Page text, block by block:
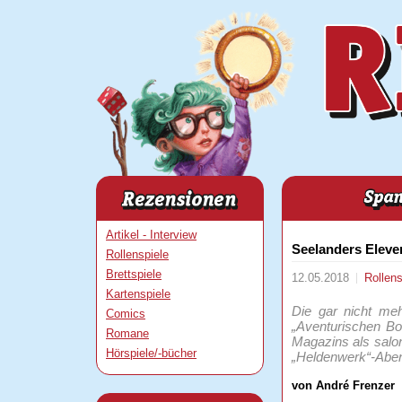
Artikel - Interview
Rollenspiele
Brettspiele
Kartenspiele
Comics
Romane
Hörspiele/-bücher
Seelanders
12.05.2018
Die gar nicht
„Aventurischen
Magazins als
„Heldenwerk“-
von André Frenzer